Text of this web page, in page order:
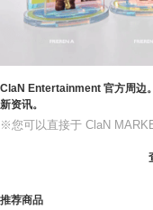
ClaN Entertainment 官方周边
新资讯。
※您可以直接于 ClaN
推荐商品